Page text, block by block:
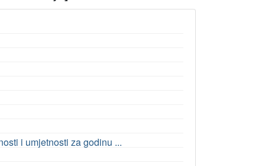
i umjetnosti za godinu ...